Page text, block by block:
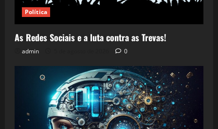
Política
As Redes Sociais e a luta contra as Trevas!
admin 0